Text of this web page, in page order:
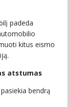
padeda
kitus eismo
atstumas
bendrą